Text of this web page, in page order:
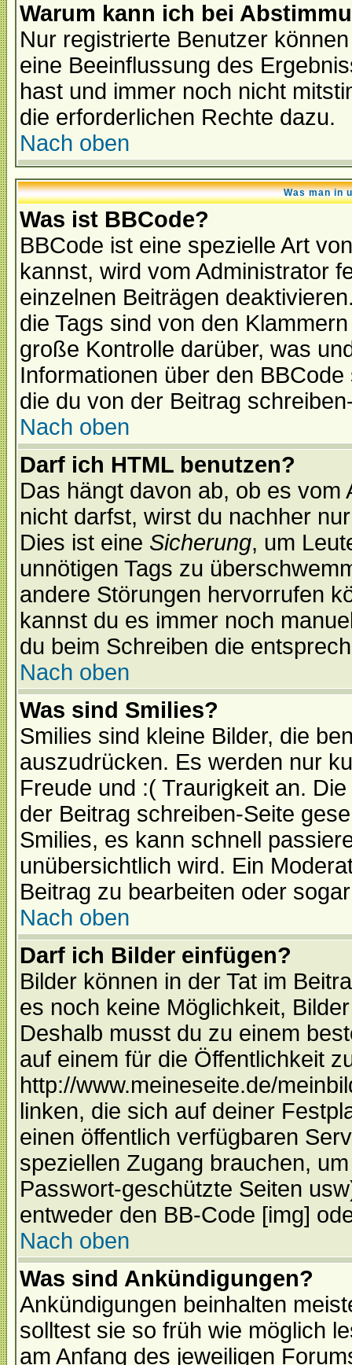
Warum kann ich bei
Nur registrierte Benutzer
eine Beeinflussung des
hast und immer noch nicht
die erforderlichen Rechte dazu.
Nach oben
Was man in
Was ist BBCode?
BBCode ist eine spezielle Art
kannst, wird vom Administrator
einzelnen Beiträgen
die Tags sind von den
große Kontrolle darüber, was
Informationen über den
die du von der Beitrag
Nach oben
Darf ich HTML benutzen?
Das hängt davon ab, ob es
nicht darfst, wirst du nachher
Dies ist eine Sicherung, um
unnötigen Tags zu
andere Störungen hervorrufen
kannst du es immer noch
du beim Schreiben die
Nach oben
Was sind Smilies?
Smilies sind kleine Bilder, die
auszudrücken. Es werden nur
Freude und :( Traurigkeit an.
der Beitrag schreiben-Seite
Smilies, es kann schnell
unübersichtlich wird. Ein
Beitrag zu bearbeiten oder
Nach oben
Darf ich Bilder einfügen?
Bilder können in der Tat im
es noch keine Möglichkeit,
Deshalb musst du zu einem
auf einem für die Öffentlichkeit
http://www.meineseite.de/
linken, die sich auf deiner
einen öffentlich verfügbaren
speziellen Zugang brauchen,
Passwort-geschützte Seiten
entweder den BB-Code [img]
Nach oben
Was sind Ankündigungen?
Ankündigungen beinhalten
solltest sie so früh wie möglich
am Anfang des jeweiligen